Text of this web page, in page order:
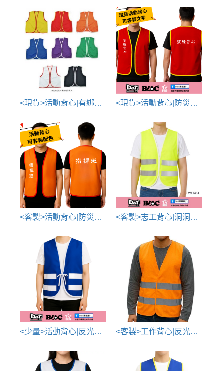
<現貨>活動背心|有綁繩|8色挑選 <現貨>活動背心|防災演練背心印刷
<客製>活動背心|防災演練背心 <客製>志工背心|洞洞布反光條背心訂製
<少量>活動背心|反光條背心10件訂製 <客製>工作背心|反光條背心訂製